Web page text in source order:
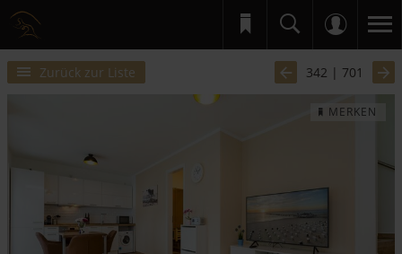
Zurück zur Liste 342 | 701
MERKEN